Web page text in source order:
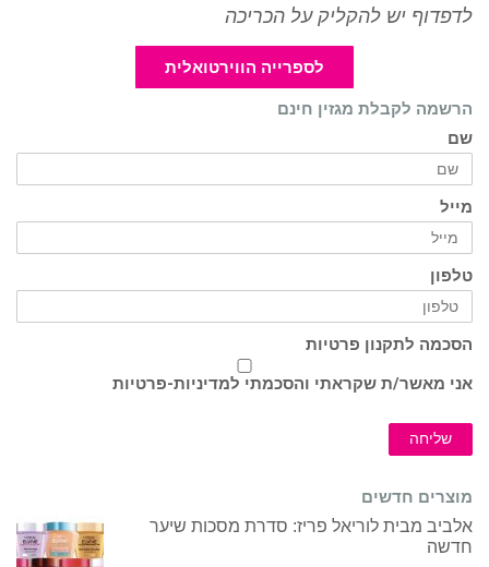
לדפדוף יש להקליק על הכריכה
לספרייה הווירטואלית
הרשמה לקבלת מגזין חינם
שם
מייל
טלפון
הסכמה לתקנון פרטיות
אני מאשר/ת שקראתי והסכמתי למדיניות-פרטיות
שליחה
מוצרים חדשים
אלביב מבית לוריאל פריז: סדרת מסכות שיער
חדשה